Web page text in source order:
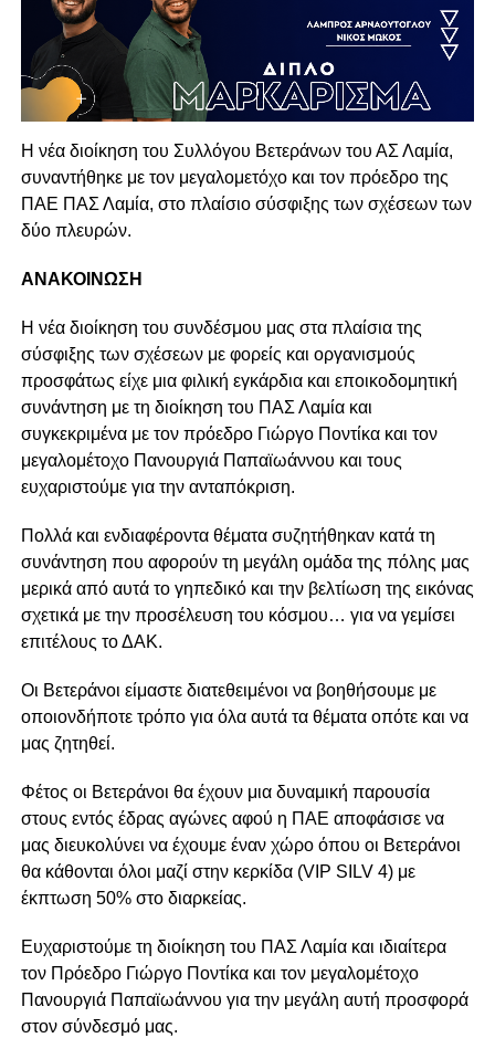
Η νέα διοίκηση του Συλλόγου Βετεράνων του ΑΣ Λαμία,
συναντήθηκε με τον μεγαλομετόχο και τον πρόεδρο της
ΠΑΕ ΠΑΣ Λαμία, στο πλαίσιο σύσφιξης των σχέσεων των
δύο πλευρών.
ΑΝΑΚΟΙΝΩΣΗ
Η νέα διοίκηση του συνδέσμου μας στα πλαίσια της
σύσφιξης των σχέσεων με φορείς και οργανισμούς
προσφάτως είχε μια φιλική εγκάρδια και εποικοδομητική
συνάντηση με τη διοίκηση του ΠΑΣ Λαμία και
συγκεκριμένα με τον πρόεδρο Γιώργο Ποντίκα και τον
μεγαλομέτοχο Πανουργιά Παπαϊωάννου και τους
ευχαριστούμε για την ανταπόκριση.
Πολλά και ενδιαφέροντα θέματα συζητήθηκαν κατά τη
συνάντηση που αφορούν τη μεγάλη ομάδα της πόλης μας
μερικά από αυτά το γηπεδικό και την βελτίωση της εικόνας
σχετικά με την προσέλευση του κόσμου… για να γεμίσει
επιτέλους το ΔΑΚ.
Οι Βετεράνοι είμαστε διατεθειμένοι να βοηθήσουμε με
οποιονδήποτε τρόπο για όλα αυτά τα θέματα οπότε και να
μας ζητηθεί.
Φέτος οι Βετεράνοι θα έχουν μια δυναμική παρουσία
στους εντός έδρας αγώνες αφού η ΠΑΕ αποφάσισε να
μας διευκολύνει να έχουμε έναν χώρο όπου οι Βετεράνοι
θα κάθονται όλοι μαζί στην κερκίδα (VIP SILV 4) με
έκπτωση 50% στο διαρκείας.
Ευχαριστούμε τη διοίκηση του ΠΑΣ Λαμία και ιδιαίτερα
τον Πρόεδρο Γιώργο Ποντίκα και τον μεγαλομέτοχο
Πανουργιά Παπαϊωάννου για την μεγάλη αυτή προσφορά
στον σύνδεσμό μας.